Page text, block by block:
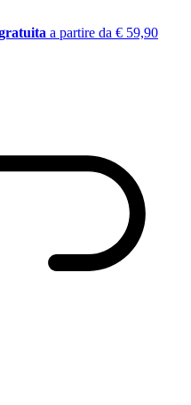
a partire da € 59,90